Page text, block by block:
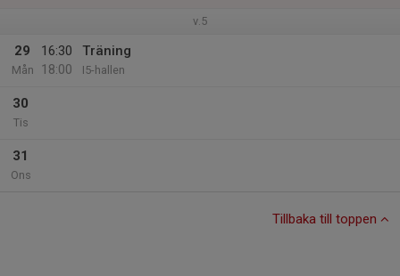
v.5
29
Mån
16:30
18:00
Träning
I5-hallen
30
Tis
31
Ons
Tillbaka till toppen